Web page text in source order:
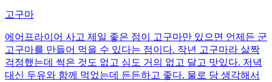
고구마
에어프라이어 사고 제일 좋은 점이 고구마만 있으면 언제든 군
고구마를 만들어 먹을 수 있다는 점이다. 작년 고구마라 살짝
걱정했는데 썩은 것도 없고 심도 거의 없고 달고 맛있다. 저녁
대신 두유와 함께 먹었는데 든든하고 좋다. 물로 당 생각해서